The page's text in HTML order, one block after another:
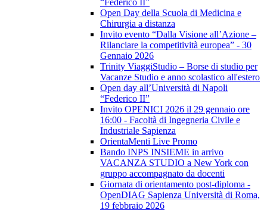
“Federico II”
Open Day della Scuola di Medicina e
Chirurgia a distanza
Invito evento “Dalla Visione all’Azione –
Rilanciare la competitività europea” - 30
Gennaio 2026
Trinity ViaggiStudio – Borse di studio per
Vacanze Studio e anno scolastico all'estero
Open day all’Università di Napoli
“Federico II”
Invito OPENICI 2026 il 29 gennaio ore
16:00 - Facoltà di Ingegneria Civile e
Industriale Sapienza
OrientaMenti Live Promo
Bando INPS INSIEME in arrivo
VACANZA STUDIO a New York con
gruppo accompagnato da docenti
Giornata di orientamento post-diploma -
OpenDIAG Sapienza Università di Roma,
19 febbraio 2026